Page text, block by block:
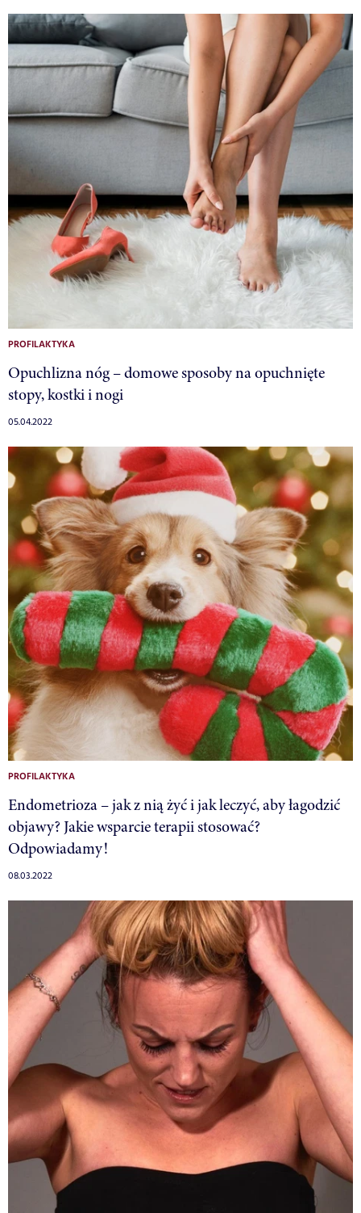
PROFILAKTYKA
Opuchlizna nóg – domowe sposoby na opuchnięte
stopy, kostki i nogi
05.04.2022
PROFILAKTYKA
Endometrioza – jak z nią żyć i jak leczyć, aby łagodzić
objawy? Jakie wsparcie terapii stosować?
Odpowiadamy!
08.03.2022